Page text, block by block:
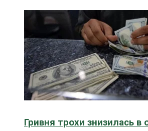
Гривня трохи знизилась в